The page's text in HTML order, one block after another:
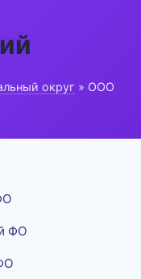
округ » ООО
ФО